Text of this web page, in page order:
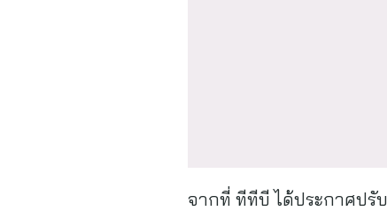
จากที่ ทีทีบี ได้ประกาศปรั